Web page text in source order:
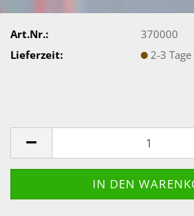
Art.Nr.:
370000
Lieferzeit:
2-3 Tage